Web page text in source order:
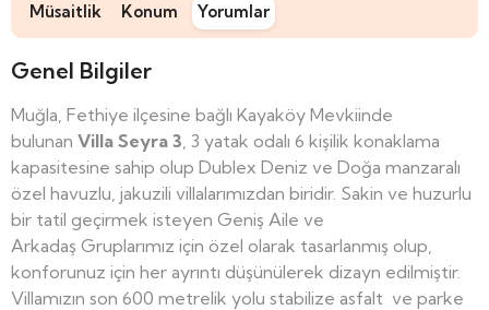
Müsaitlik
Konum Yorumlar
Genel Bilgiler
Muğla, Fethiye ilçesine bağlı Kayaköy Mevkiinde
bulunan Villa Seyra 3, 3 yatak odalı 6 kişilik konaklama
kapasitesine sahip olup Dublex Deniz ve Doğa manzaralı
özel havuzlu, jakuzili villalarımızdan biridir. Sakin ve huzurlu
bir tatil geçirmek isteyen Geniş Aile ve
Arkadaş Gruplarımız için özel olarak tasarlanmış olup,
konforunuz için her ayrıntı düşünülerek dizayn edilmiştir.
Villamızın son 600 metrelik yolu stabilize asfalt ve parke